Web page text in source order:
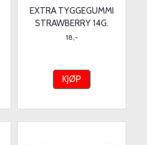
EXTRA TYGGEGUMMI
STRAWBERRY 14G.
18,-
KJØP